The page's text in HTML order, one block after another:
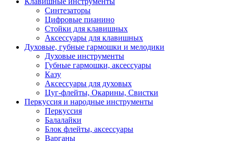
Синтезаторы
Цифровые пианино
Стойки для клавишных
Аксессуары для клавишных
Духовые, губные гармошки и мелодики
Духовые инструменты
Губные гармошки, аксессуары
Казу
Аксессуары для духовых
Цуг-флейты, Окарины, Свистки
Перкуссия и народные инструменты
Перкуссия
Балалайки
Блок флейты, аксессуары
Варганы